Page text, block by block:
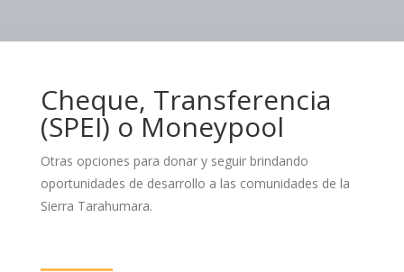
Cheque, Transferencia
(SPEI) o Moneypool
Otras opciones para donar y seguir brindando
oportunidades de desarrollo a las comunidades de la
Sierra Tarahumara.